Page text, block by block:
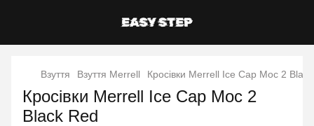
Взуття Взуття Merrell Кросівки Merrell Ice Cap Moc 2
Кросівки Merrell Ice Cap Moc 2
Black Red